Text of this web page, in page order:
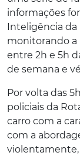
informações
Inteligência da
monitorando a
entre 2h e 5h
de semana e
Por volta das
policiais da
carro com a
com a